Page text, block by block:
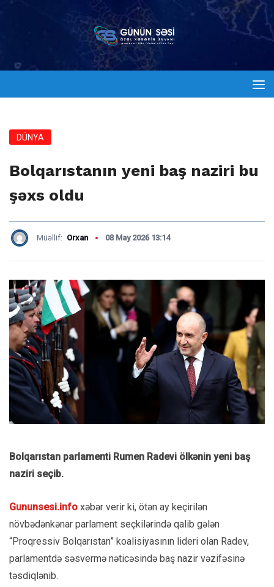
DÜNYA
Bolqarıstanın yeni baş naziri bu
şəxs oldu
Müəllif: Orxan 08 May 2026 13:14
Bolqarıstan parlamenti Rumen Radevi ölkənin yeni baş
naziri seçib.
Gununsesi.info xəbər verir ki, ötən ay keçirilən
növbədənkənar parlament seçkilərində qalib gələn
“Proqressiv Bolqarıstan” koalisiyasının lideri olan Radev,
parlamentdə səsvermə nəticəsində baş nazir vəzifəsinə
təsdiqlənib.